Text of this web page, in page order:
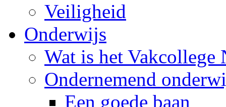
Veiligheid
Onderwijs
Wat is het Vakcollege
Ondernemend
Een goede baan